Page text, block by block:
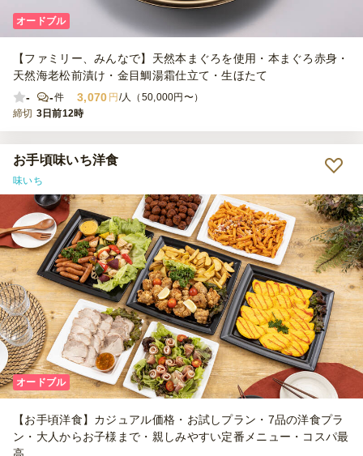
オードブル
【ファミリー、みんなで】天然本まぐろを使用・本まぐろ赤身・
天然海老松前漬け・金目鯛湯霜仕立て・生ほたて
-
-件 3,070 円 /人（50,000円〜）
締切 3日前12時
お手頃味いち洋食
味いち
オードブル
【お手頃洋食】カジュアル価格・お試しプラン・7品の洋食プラ
ン・大人からお子様まで・親しみやすい定番メニュー・コスパ最